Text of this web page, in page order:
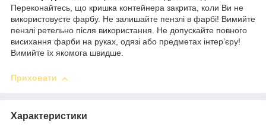
Переконайтесь, що кришка контейнера закрита, коли Ви не
використовуєте фарбу. Не залишайте пензлі в фарбі! Вимийте
пензлі ретельно після використання. Не допускайте повного
висихання фарби на руках, одязі або предметах інтер’єру!
Вимийте їх якомога швидше.
Приховати
Характеристики